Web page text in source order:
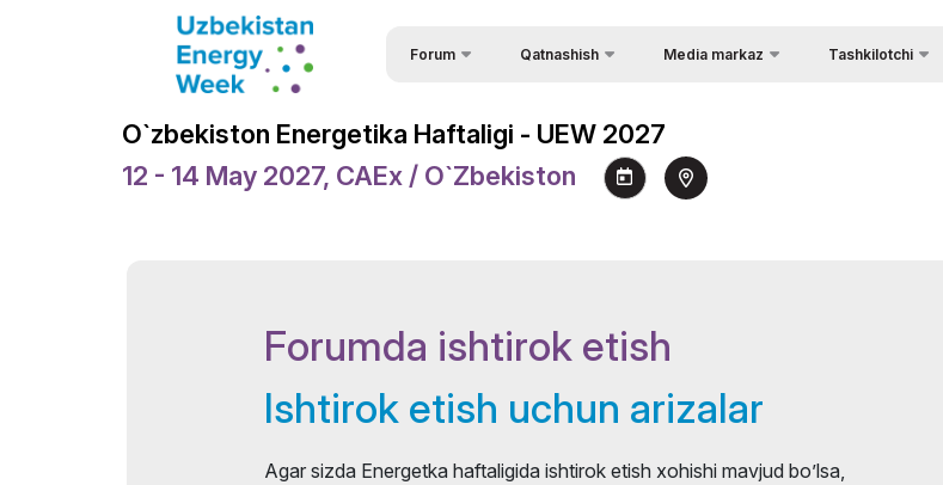
Forum
forumi
O‘zbekiston energetika
Tabrik xatlari
Homiy
O‘tkazilish joyi
Qatnashish
Ishtirok formatlari
Viza yordami
Media markaz
Videogalereya
Tashkilotchi
O`zbekiston Energetika Haftaligi - UEW 2027
12 - 14 May 2027, CAEx / O`zbekiston
Forumda ishtirok etish
Ishtirok etish uchun arizalar
Agar sizda Energetka haftaligida ishtirok etish xohishi mavjud bo’lsa,